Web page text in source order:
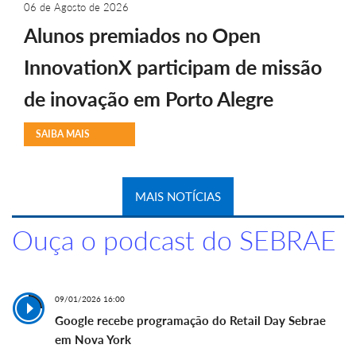
06 de Agosto de 2026
Alunos premiados no Open
InnovationX participam de missão
de inovação em Porto Alegre
SAIBA MAIS
MAIS NOTÍCIAS
Ouça o podcast do SEBRAE
09/01/2026 16:00
Google recebe programação do Retail Day Sebrae
em Nova York